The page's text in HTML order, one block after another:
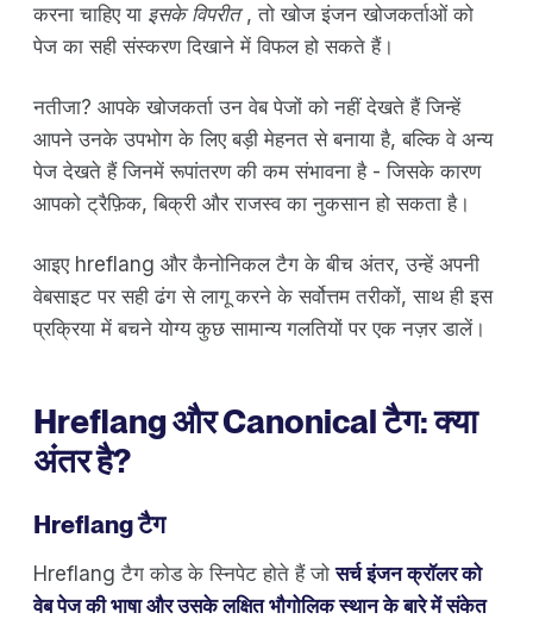
करना चाहिए या इसके विपरीत, तो खोज इंजन खोजकर्ताओं को
पेज का सही संस्करण दिखाने में विफल हो सकते हैं।
नतीजा? आपके खोजकर्ता उन वेब पेजों को नहीं देखते हैं जिन्हें
आपने उनके उपभोग के लिए बड़ी मेहनत से बनाया है, बल्कि वे अन्य
पेज देखते हैं जिनमें रूपांतरण की कम संभावना है - जिसके कारण
आपको ट्रैफ़िक, बिक्री और राजस्व का नुकसान हो सकता है।
आइए hreflang और कैनोनिकल टैग के बीच अंतर, उन्हें अपनी
वेबसाइट पर सही ढंग से लागू करने के सर्वोत्तम तरीकों, साथ ही इस
प्रक्रिया में बचने योग्य कुछ सामान्य गलतियों पर एक नज़र डालें।
Hreflang और Canonical टैग: क्या
अंतर है?
Hreflang टैग
Hreflang टैग कोड के स्निपेट होते हैं जोसर्च इंजन क्रॉलर को
वेब पेज की भाषा और उसके लक्षित भौगोलिक स्थान के बारे में संकेत